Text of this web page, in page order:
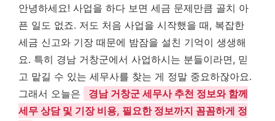
안녕하세요! 사업을 하다 보면 세금 문제만큼 골치 아
픈 일도 없죠. 저도 처음 사업을 시작했을 때, 복잡한
세금 신고와 기장 때문에 밤잠을 설친 기억이 생생해
요. 특히 경남 거창군에서 사업하시는 분들이라면, 믿
고 맡길 수 있는 세무사를 찾는 게 정말 중요하잖아요.
그래서 오늘은
경남 거창군 세무사 추천 정보와 함께
세무 상담 및 기장 비용, 필요한 정보까지 꼼꼼하게 정